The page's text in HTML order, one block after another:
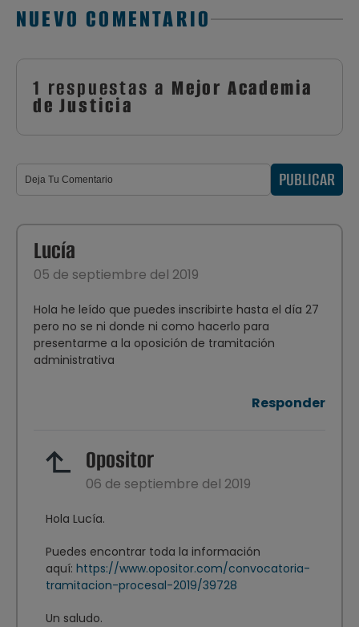
NUEVO COMENTARIO
1 respuestas a Mejor Academia
de Justicia
PUBLICAR
Lucía
05 de septiembre del 2019
Hola he leído que puedes inscribirte hasta el día 27
pero no se ni donde ni como hacerlo para
presentarme a la oposición de tramitación
administrativa
Responder
Opositor
06 de septiembre del 2019
Hola Lucía.
Puedes encontrar toda la información
aquí: https://www.opositor.com/convocatoria-
tramitacion-procesal-2019/39728
Un saludo.